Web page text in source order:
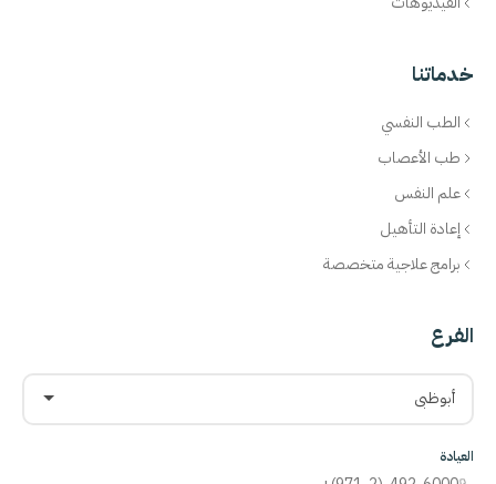
خدماتنا
الطب النفسي
طب الأعصاب
علم النفس
إعادة التأهيل
برامج علاجية متخصصة
الفرع
أبوظبي
العيادة